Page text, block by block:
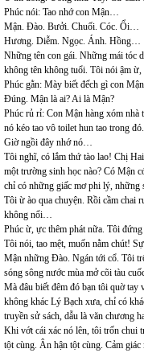
Phúc nói: Tao nhớ con Mận…
Mận. Đào. Bưởi. Chuối. Cóc. Ổi…
Hương. Diễm. Ngọc. Ánh. Hồng…
Những tên con gái. Những mái tóc
không tên không tuổi. Tôi nói ậm
Phúc gằn: Mày biết đếch gì con
Đúng. Mận là ai? Ai là Mận?
Phúc rủ rỉ: Con Mận hàng xóm nhà
nó kéo tao vô toilet hun tao trong
Giờ ngồi đây nhớ nó…
Tôi nghĩ, có lắm thứ tào lao! Chị
một trường sinh học nào? Có Mận
chỉ có những giấc mơ phi lý, những
Tôi ừ ào qua chuyện. Rồi cầm chai
không nổi…
Phúc ừ, ực thêm phát nữa. Tôi
Tôi nói, tao mệt, muốn nằm chút!
Mận những Đào. Ngán tới cổ. Tôi
sóng sông nước mùa mở cõi tàu
Mà đâu biết đêm đó bạn tôi quờ tay
không khác Lý Bạch xưa, chỉ có
truyền sử sách, dẫu là văn chương
Khi vớt cái xác nó lên, tôi trốn chui
tột cùng. Ân hận tột cùng. Cảm